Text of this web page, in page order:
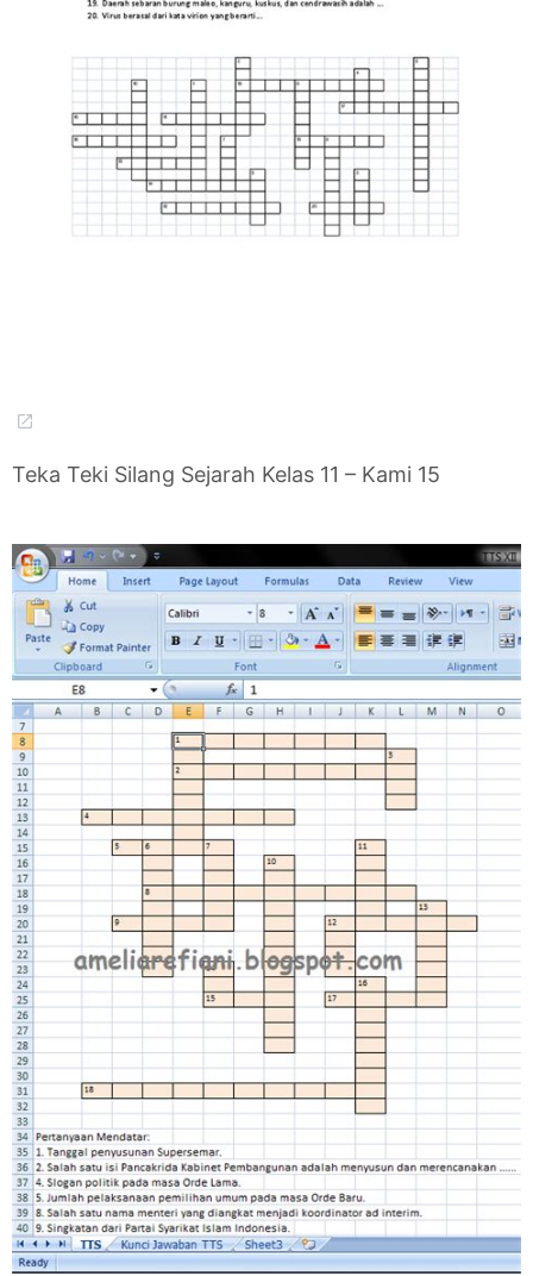
Teka Teki Silang Sejarah Kelas 11 – Kami 15